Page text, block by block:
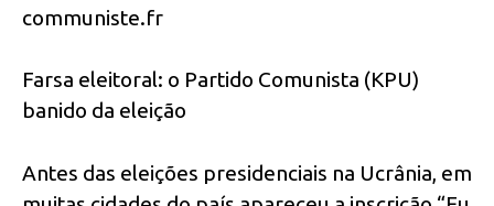
communiste.fr
Farsa eleitoral: o Partido Comunista (KPU)
banido da eleição
Antes das eleições presidenciais na Ucrânia, em